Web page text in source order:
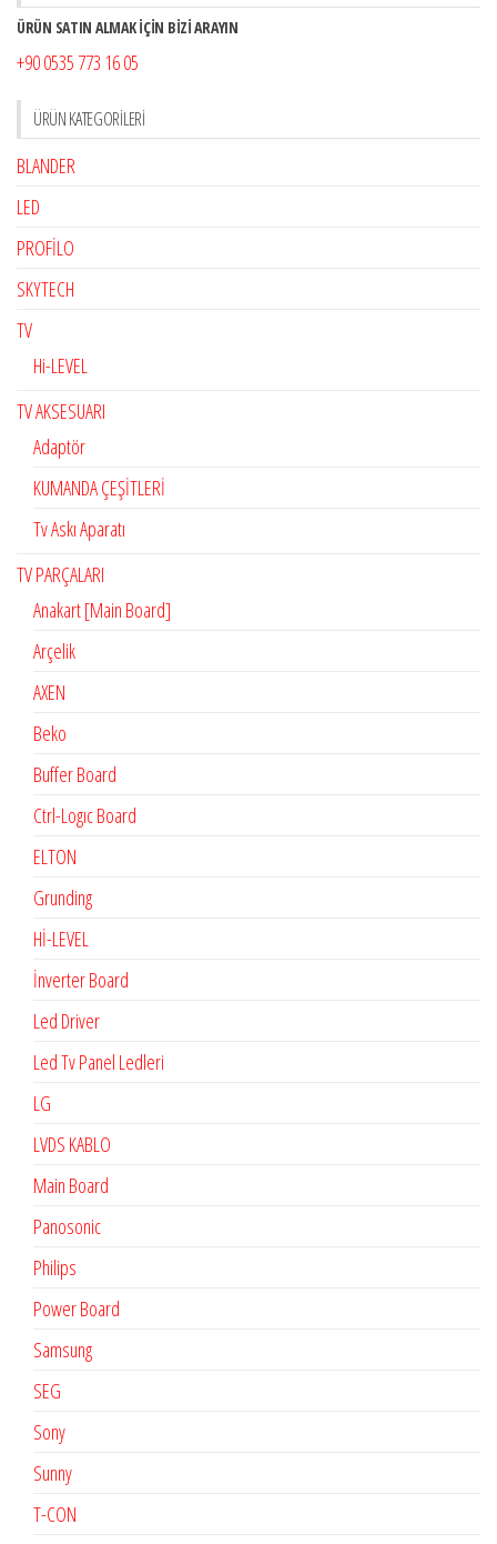
ÜRÜN SATIN ALMAK İÇİN BİZİ ARAYIN
+90 0535 773 16 05
ÜRÜN KATEGORILERI
BLANDER
LED
PROFİLO
SKYTECH
TV
Hi-LEVEL
TV AKSESUARI
Adaptör
KUMANDA ÇEŞİTLERİ
Tv Askı Aparatı
TV PARÇALARI
Anakart [Main Board]
Arçelik
AXEN
Beko
Buffer Board
Ctrl-Logıc Board
ELTON
Grunding
Hİ-LEVEL
İnverter Board
Led Driver
Led Tv Panel Ledleri
LG
LVDS KABLO
Main Board
Panosonic
Philips
Power Board
Samsung
SEG
Sony
Sunny
T-CON